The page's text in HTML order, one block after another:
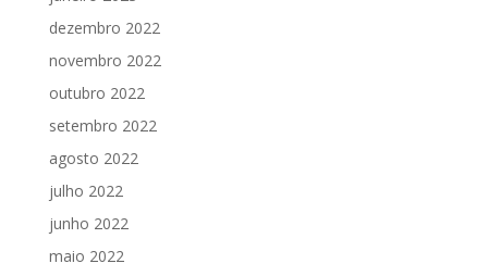
dezembro 2022
novembro 2022
outubro 2022
setembro 2022
agosto 2022
julho 2022
junho 2022
maio 2022